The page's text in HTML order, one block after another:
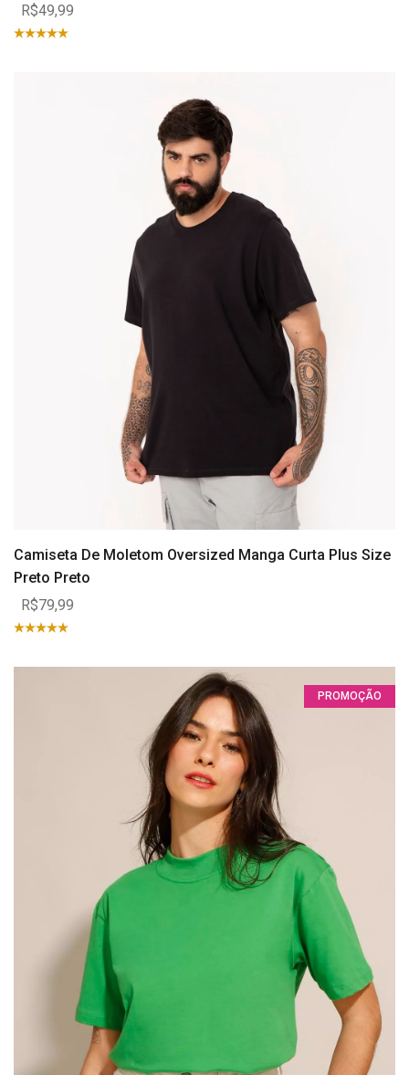
R$49,99
Camiseta De Moletom Oversized Manga Curta Plus Size
Preto Preto
R$79,99
PROMOÇÃO